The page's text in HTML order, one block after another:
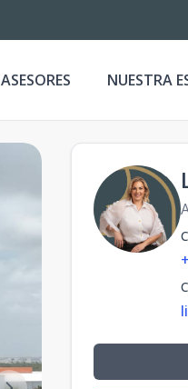
ASESORES NUESTRA